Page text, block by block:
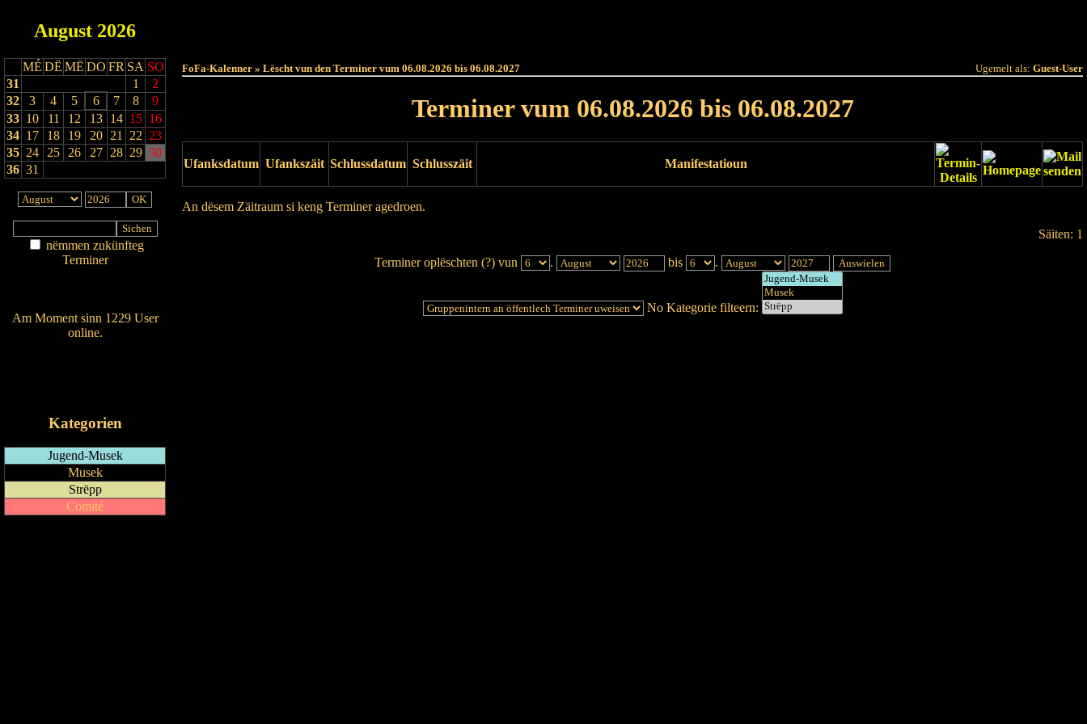
August 2026
MÉ DË MË DO FR SA SO
31
1
2
32
3 4 5 6 7 8
9
33 10 11 12 13 14 15 16
34 17 18 19 20 21 22 23
35 24 25 26 27 28 29 30
36 31
nëmmen zukünfteg
Terminer
Am Moment sinn 1229 User
online.
Kategorien
Jugend-Musek
Musek
Strëpp
Comité
FoFa-Kalenner » Lëscht vun den Terminer vum 06.08.2026 bis 06.08.2027 Ugemelt als: Guest-User
Terminer vum 06.08.2026 bis 06.08.2027
Ufanksdatum Ufankszäit Schlussdatum Schlusszäit Manifestatioun
An dësem Zäitraum si keng Terminer agedroen.
Säiten: 1
Terminer oplëschten (?) vun . bis .
No Kategorie filteern: